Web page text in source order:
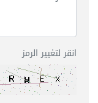
انقر لتغيير الرمز